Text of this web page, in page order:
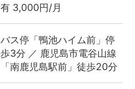
有 3,000円/月
バス停「鴨池ハイム前」停
歩3分 ／ 鹿児島市電谷山線
「南鹿児島駅前」徒歩20分